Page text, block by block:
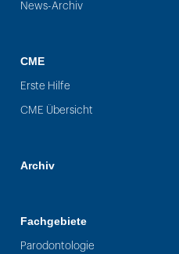
News-Archiv
CME
Erste Hilfe
CME Übersicht
Archiv
Fachgebiete
Parodontologie